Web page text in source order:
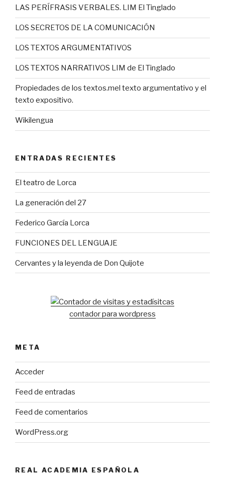
LAS PERÍFRASIS VERBALES. LIM El Tinglado
LOS SECRETOS DE LA COMUNICACIÓN
LOS TEXTOS ARGUMENTATIVOS
LOS TEXTOS NARRATIVOS LIM de El Tinglado
Propiedades de los textos.mel texto argumentativo y el
texto expositivo.
Wikilengua
ENTRADAS RECIENTES
El teatro de Lorca
La generación del 27
Federico García Lorca
FUNCIONES DEL LENGUAJE
Cervantes y la leyenda de Don Quijote
contador para wordpress
META
Acceder
Feed de entradas
Feed de comentarios
WordPress.org
REAL ACADEMIA ESPAÑOLA